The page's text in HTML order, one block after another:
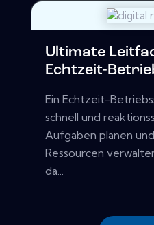
Ultimate
Echtzeit-
Ein Echtzeit-
schnell und
Aufgaben planen
Ressourcen
da...